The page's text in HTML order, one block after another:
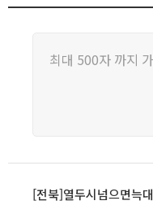
[전북]열두시넘으면늑대